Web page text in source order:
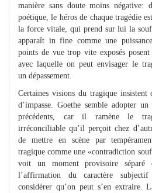
manière sans doute moins négative:
poétique, le héros de chaque tragédie
la force vitale, qui prend sur lui la
apparaît in fine comme une
points de vue trop vite exposés
avec laquelle on peut envisager le
un dépassement.
Certaines visions du tragique insistent
d’impasse. Goethe semble adopter
précédents, car il ramène le
irréconciliable qu’il perçoit chez
de mettre en scène par
tragique comme une «contradiction
voit un moment provisoire séparé
l’affirmation du caractère
considérer qu’on peut s’en extraire.